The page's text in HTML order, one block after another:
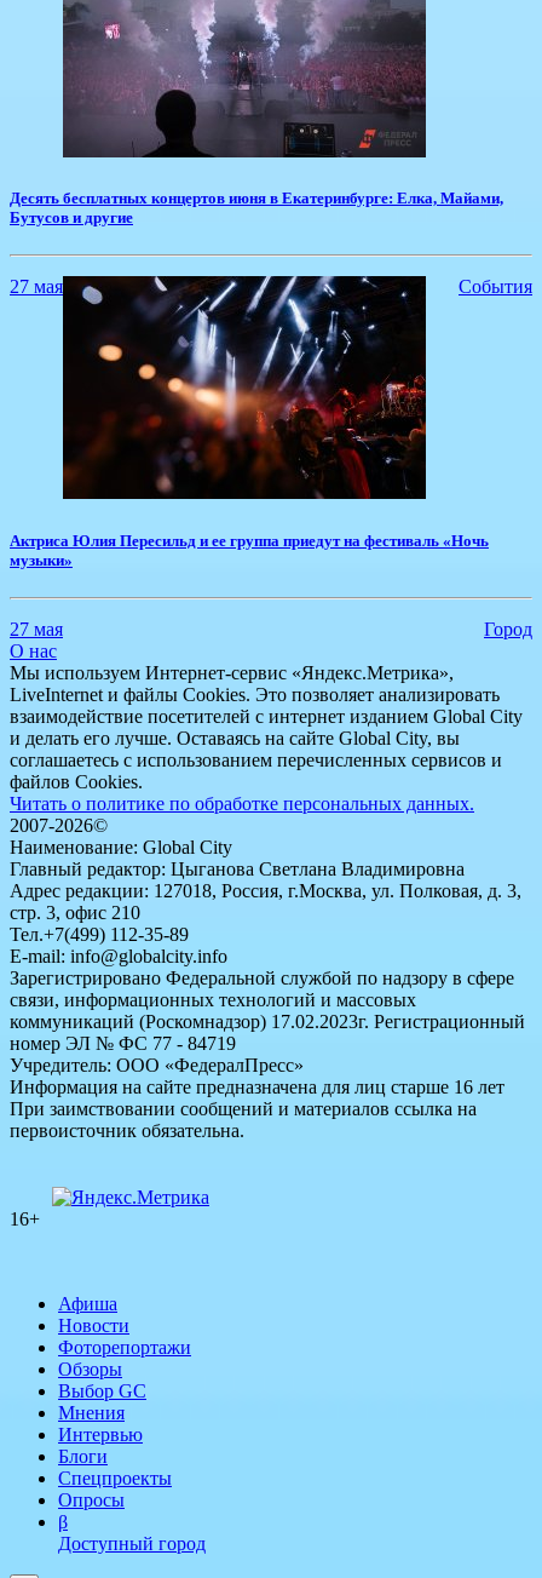
Десять бесплатных концертов июня в Екатеринбурге: Елка, Майами,
Бутусов и другие
27 мая События
​Актриса Юлия Пересильд и ее группа приедут на фестиваль «Ночь
музыки»
27 мая
Город
О нас
Мы используем Интернет-сервис «Яндекс.Метрика»,
LiveInternet и файлы Cookies. Это позволяет анализировать
взаимодействие посетителей с интернет изданием Global City
и делать его лучше. Оставаясь на сайте Global City, вы
соглашаетесь с использованием перечисленных сервисов и
файлов Cookies.
Читать о политике по обработке персональных данных.
2007-2026©
Наименование: Global City
Главный редактор: Цыганова Светлана Владимировна
Адрес редакции: 127018, Россия, г.Москва, ул. Полковая, д. 3,
стр. 3, офис 210
Тел.+7(499) 112-35-89
E-mail: info@globalcity.info
Зарегистрировано Федеральной службой по надзору в сфере
связи, информационных технологий и массовых
коммуникаций (Роскомнадзор) 17.02.2023г. Регистрационный
номер ЭЛ № ФС 77 - 84719
Учредитель: ООО «ФедералПресс»
Информация на сайте предназначена для лиц старше 16 лет
При заимствовании сообщений и материалов ссылка на
первоисточник обязательна.
16+
Афиша
Новости
Фоторепортажи
Обзоры
Выбор GC
Мнения
Интервью
Блоги
Спецпроекты
Опросы
β
Доступный город